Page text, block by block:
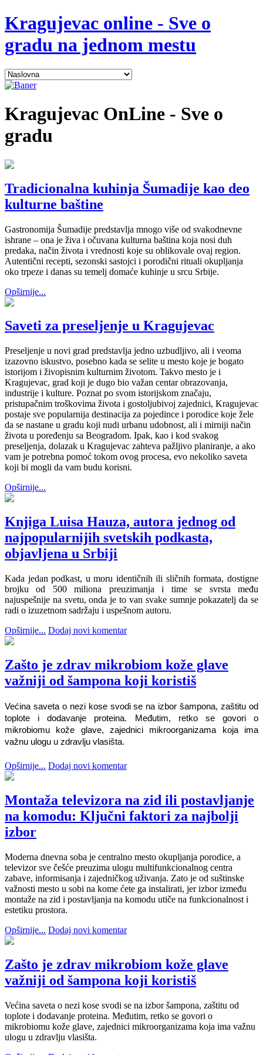
Kragujevac online - Sve o
gradu na jednom mestu
Kragujevac OnLine - Sve o
gradu
Tradicionalna kuhinja Šumadije kao deo
kulturne baštine
Gastronomija Šumadije predstavlja mnogo više od svakodnevne
ishrane – ona je živa i očuvana kulturna baština koja nosi duh
predaka, način života i vrednosti koje su oblikovale ovaj region.
Autentični recepti, sezonski sastojci i porodični rituali okupljanja
oko trpeze i danas su temelj domaće kuhinje u srcu Srbije.
Opširnije...
Saveti za preseljenje u Kragujevac
Preseljenje u novi grad predstavlja jedno uzbudljivo, ali i veoma
izazovno iskustvo, posebno kada se selite u mesto koje je bogato
istorijom i živopisnim kulturnim životom. Takvo mesto je i
Kragujevac, grad koji je dugo bio važan centar obrazovanja,
industrije i kulture. Poznat po svom istorijskom značaju,
pristupačnim troškovima života i gostoljubivoj zajednici, Kragujevac
postaje sve popularnija destinacija za pojedince i porodice koje žele
da se nastane u gradu koji nudi urbanu udobnost, ali i mirniji način
života u poređenju sa Beogradom. Ipak, kao i kod svakog
preseljenja, dolazak u Kragujevac zahteva pažljivo planiranje, a ako
vam je potrebna pomoć tokom ovog procesa, evo nekoliko saveta
koji bi mogli da vam budu korisni.
Opširnije...
Knjiga Luisa Hauza, autora jednog od
najpopularnijih svetskih podkasta,
objavljena u Srbiji
Kada jedan podkast, u moru identičnih ili sličnih formata, dostigne
brojku od 500 miliona preuzimanja i time se svrsta među
najuspešnije na svetu, onda je to van svake sumnje pokazatelj da se
radi o izuzetnom sadržaju i uspešnom autoru.
Opširnije... Dodaj novi komentar
Zašto je zdrav mikrobiom kože glave
važniji od šampona koji koristiš
Većina saveta o nezi kose svodi se na izbor šampona, zaštitu od
toplote i dodavanje proteina. Međutim, retko se govori o
mikrobiomu kože glave, zajednici mikroorganizama koja ima
važnu ulogu u zdravlju vlasišta.
Opširnije... Dodaj novi komentar
Montaža televizora na zid ili postavljanje
na komodu: Ključni faktori za najbolji
izbor
Moderna dnevna soba je centralno mesto okupljanja porodice, a
televizor sve češće preuzima ulogu multifunkcionalnog centra
zabave, informisanja i zajedničkog uživanja. Zato je od suštinske
važnosti mesto u sobi na kome ćete ga instalirati, jer izbor između
montaže na zid i postavljanja na komodu utiče na funkcionalnost i
estetiku prostora.
Opširnije... Dodaj novi komentar
Zašto je zdrav mikrobiom kože glave
važniji od šampona koji koristiš
Većina saveta o nezi kose svodi se na izbor šampona, zaštitu od
toplote i dodavanje proteina. Međutim, retko se govori o
mikrobiomu kože glave, zajednici mikroorganizama koja ima važnu
ulogu u zdravlju vlasišta.